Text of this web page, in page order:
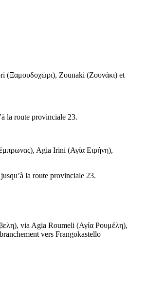
(Ξαμουδοχώρι), Zounaki (Ζουνάκι) et
la route provinciale 23.
), Agia Irini (Αγία Ειρήνη),
la route provinciale 23.
), via Agia Roumeli (Αγία Ρουμέλη),
vers Frangokastello